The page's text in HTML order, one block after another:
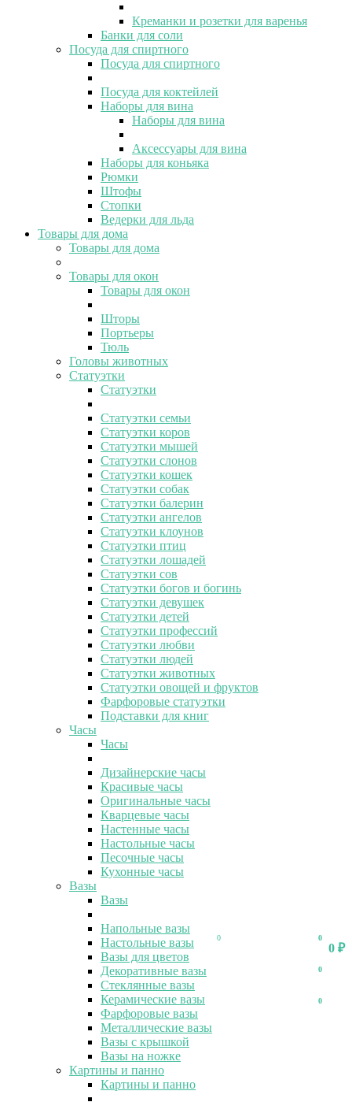
0
0 ₽
0
0
0
Креманки и розетки для варенья
Банки для соли
Посуда для спиртного
Посуда для спиртного
Посуда для коктейлей
Наборы для вина
Наборы для вина
Аксессуары для вина
Наборы для коньяка
Рюмки
Штофы
Стопки
Ведерки для льда
Товары для дома
Товары для дома
Товары для окон
Товары для окон
Шторы
Портьеры
Тюль
Головы животных
Статуэтки
Статуэтки
Статуэтки семьи
Статуэтки коров
Статуэтки мышей
Статуэтки слонов
Статуэтки кошек
Статуэтки собак
Статуэтки балерин
Статуэтки ангелов
Статуэтки клоунов
Статуэтки птиц
Статуэтки лошадей
Статуэтки сов
Статуэтки богов и богинь
Статуэтки девушек
Статуэтки детей
Статуэтки профессий
Статуэтки любви
Статуэтки людей
Статуэтки животных
Статуэтки овощей и фруктов
Фарфоровые статуэтки
Подставки для книг
Часы
Часы
Дизайнерские часы
Красивые часы
Оригинальные часы
Кварцевые часы
Настенные часы
Настольные часы
Песочные часы
Кухонные часы
Вазы
Вазы
Напольные вазы
Настольные вазы
Вазы для цветов
Декоративные вазы
Стеклянные вазы
Керамические вазы
Фарфоровые вазы
Металлические вазы
Вазы с крышкой
Вазы на ножке
Картины и панно
Картины и панно